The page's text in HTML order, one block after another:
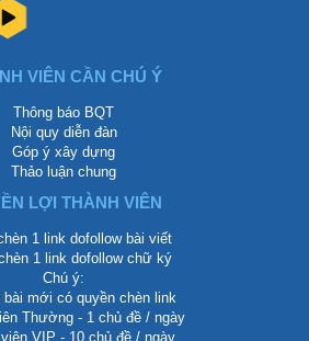
VIÊN CẦN CHÚ Ý
Thông báo BQT
Nội quy diễn đàn
Góp ý xây dựng
Thảo luận chung
LỢI THÀNH VIÊN
1 link dofollow bài viết
1 link dofollow chữ ký
Chú ý:
bài mới có quyền chèn link
Thường - 1 chủ đề / ngày
VIP - 10 chủ đề / ngày